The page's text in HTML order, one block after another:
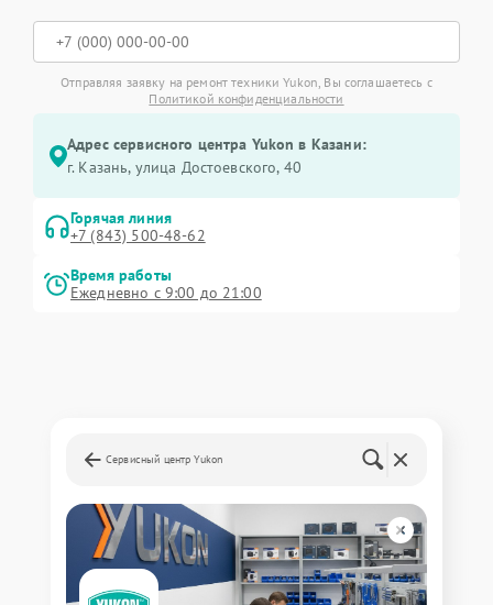
Отправляя заявку на ремонт техники Yukon, Вы соглашаетесь с
Политикой конфиденциальности
Адрес сервисного центра Yukon в Казани:
г. Казань, улица Достоевского, 40
Горячая линия
+7 (843) 500-48-62
Время работы
Ежедневно с 9:00 до 21:00
Сервисный центр Yukon